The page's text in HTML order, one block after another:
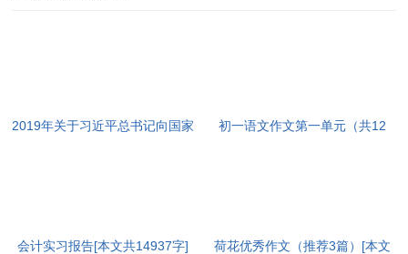
2019年关于习近平总书记向国家
初一语文作文第一单元（共12
会计实习报告[本文共14937字]
荷花优秀作文（推荐3篇）[本文